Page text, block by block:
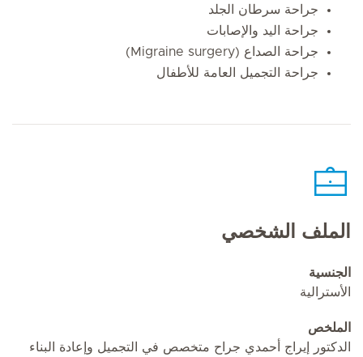
جراحة سرطان الجلد
جراحة اليد والإصابات
جراحة الصداع (Migraine surgery)
جراحة التجميل العامة للأطفال
الملف الشخصي
الجنسية
الأسترالية
الملخص
الدكتور إيراج أحمدي جراح متخصص في التجميل وإعادة البناء